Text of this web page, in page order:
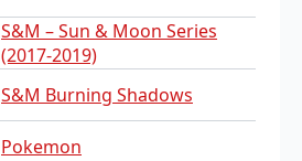
S&M – Sun & Moon Series
(2017-2019)
S&M Burning Shadows
Pokemon